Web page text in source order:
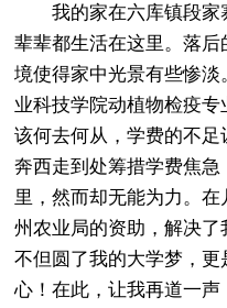
我的家在六库镇段家
辈辈都生活在这里。落
境使得家中光景有些惨
业科技学院动植物检疫
该何去何从，学费的不
奔西走到处筹措学费焦
里，然而却无能为力。
州农业局的资助，解决了
不但圆了我的大学梦，
心！在此，让我再道一声